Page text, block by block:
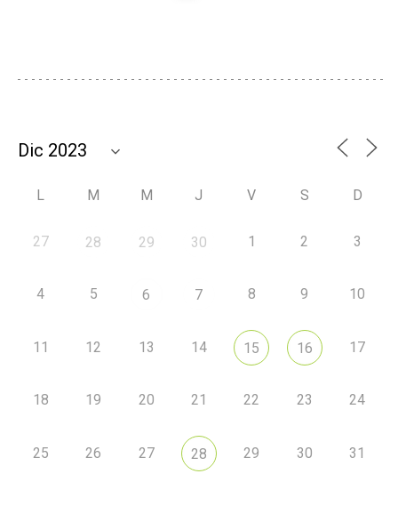
L M M J V S D
27 28 29 30 1 2 3
4 5 6 7 8 9 10
11 12 13 14 15 16 17
18 19 20 21 22 23 24
25 26 27 28 29 30 31